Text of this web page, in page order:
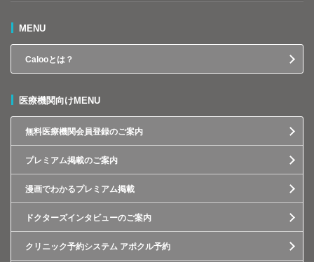
MENU
Calooとは？
医療機関向けMENU
無料医療機関会員登録のご案内
プレミアム掲載のご案内
漫画でわかるプレミアム掲載
ドクターズインタビューのご案内
クリニック予約システム アポクル予約